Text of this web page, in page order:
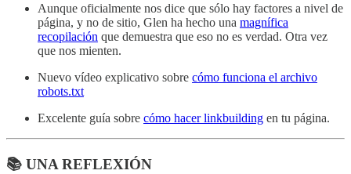
Aunque oficialmente nos dice que sólo hay factores a nivel de
página, y no de sitio, Glen ha hecho una magnífica
recopilación que demuestra que eso no es verdad. Otra vez
que nos mienten.
Nuevo vídeo explicativo sobre cómo funciona el archivo
robots.txt
Excelente guía sobre cómo hacer linkbuilding en tu página.
📚 UNA REFLEXIÓN